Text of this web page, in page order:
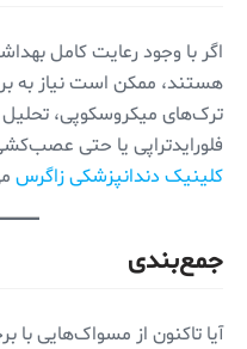
اگر با وجود رعایت کامل
هستند، ممکن است نیاز به
ترک‌های میکروسکوپی، تحلیل
فلورایدتراپی یا حتی
کلینیک دندانپزشکی زاگرس
جمع‌بندی